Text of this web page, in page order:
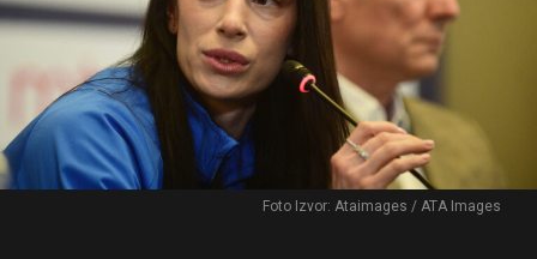
Foto Izvor: Ataimages / ATA Images